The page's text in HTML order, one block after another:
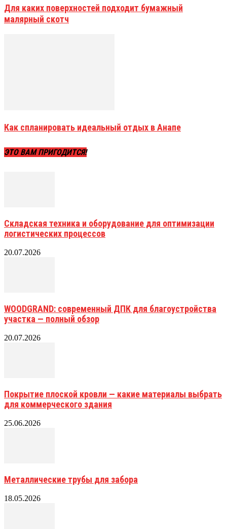
Для каких поверхностей подходит бумажный
малярный скотч
Как спланировать идеальный отдых в Анапе
ЭТО ВАМ ПРИГОДИТСЯ!
Складская техника и оборудование для оптимизации
логистических процессов
20.07.2026
WOODGRAND: современный ДПК для благоустройства
участка — полный обзор
20.07.2026
Покрытие плоской кровли — какие материалы выбрать
для коммерческого здания
25.06.2026
Металлические трубы для забора
18.05.2026